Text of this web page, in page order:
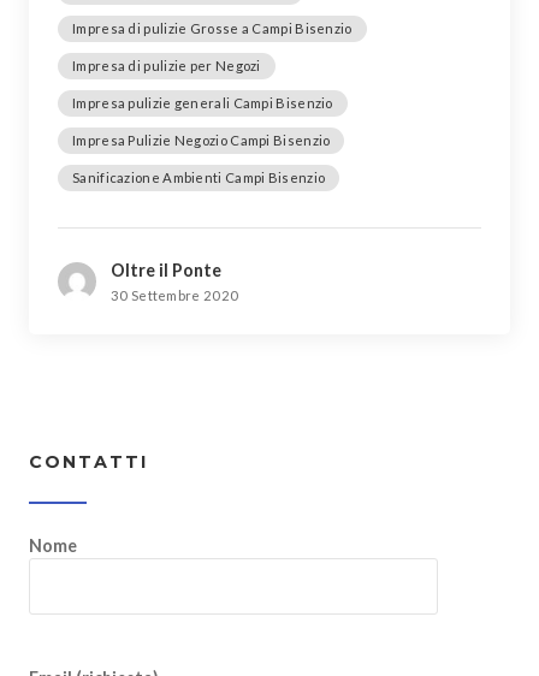
Impresa di pulizie Grosse a Campi Bisenzio
Impresa di pulizie per Negozi
Impresa pulizie generali Campi Bisenzio
Impresa Pulizie Negozio Campi Bisenzio
Sanificazione Ambienti Campi Bisenzio
Oltre il Ponte
30 Settembre 2020
CONTATTI
Nome